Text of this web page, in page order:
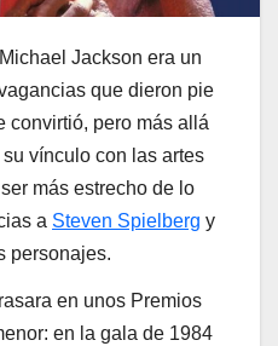
Jackson era un
que dieron pie
convirtió, pero más allá
vínculo con las artes
más estrecho de lo
a Steven Spielberg y
personajes.
en unos Premios
en la gala de 1984